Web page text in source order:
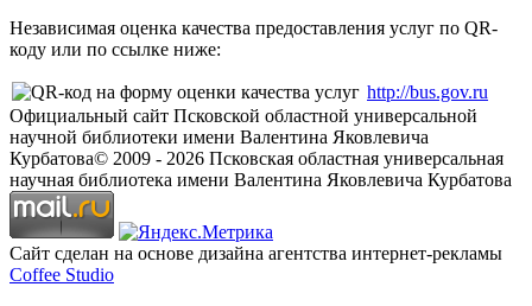
Независимая оценка качества предоставления услуг по QR-
коду или по ссылке ниже:
http://bus.gov.ru
Официальный сайт Псковской областной универсальной
научной библиотеки имени Валентина Яковлевича
Курбатова© 2009 - 2026 Псковская областная универсальная
научная библиотека имени Валентина Яковлевича Курбатова
Сайт сделан на основе дизайна агентства интернет-рекламы
Coffee Studio